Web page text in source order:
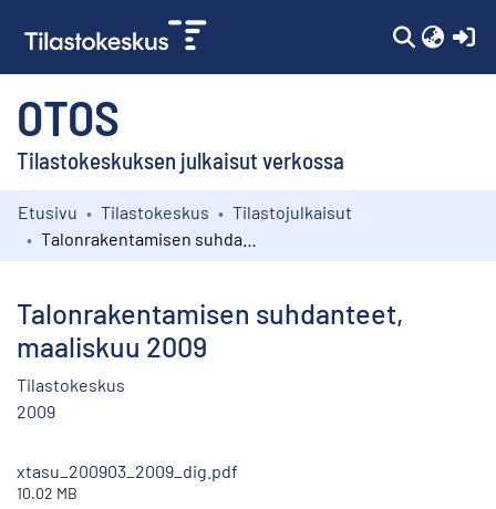
OTOS
Tilastokeskuksen julkaisut verkossa
Kokoelmat
Etusivu Tilastokeskus
Tilastojulkaisut
Talonrakentamisen suhdanteet,
maaliskuu 2009
Tilastokeskus
2009
xtasu_200903_2009_dig.pdf
10.02 MB